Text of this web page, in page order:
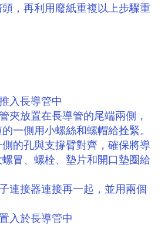
，再利用廢紙重複以上步驟重
入長導管中
夾放置在長導管的尾端兩側，
一側用小螺絲和螺帽給拴緊。
的孔與支撐臂對齊，確保將導
冒、螺栓、墊片和開口墊圈給
連接器連接再一起，並用兩個
入於長導管中